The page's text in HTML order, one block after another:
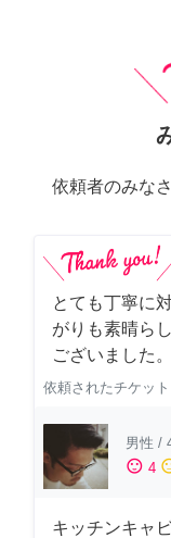
依頼者のみな
とても丁寧に
がりも素晴ら
ございました。
依頼されたチケット
男性 /
sentiment_satisfied 4
キッチンキャ